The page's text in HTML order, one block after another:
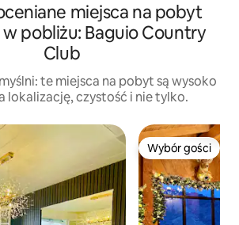
miejsca na pobyt
pobliżu: Baguio Country
Club
te miejsca na pobyt są wysoko
lokalizację, czystość i nie tylko.
Wybór gości
Wybór gości